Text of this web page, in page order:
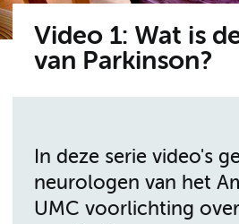
Video 1: Wat is
van Parkinson?
In deze serie video's
neurologen van het
UMC voorlichting